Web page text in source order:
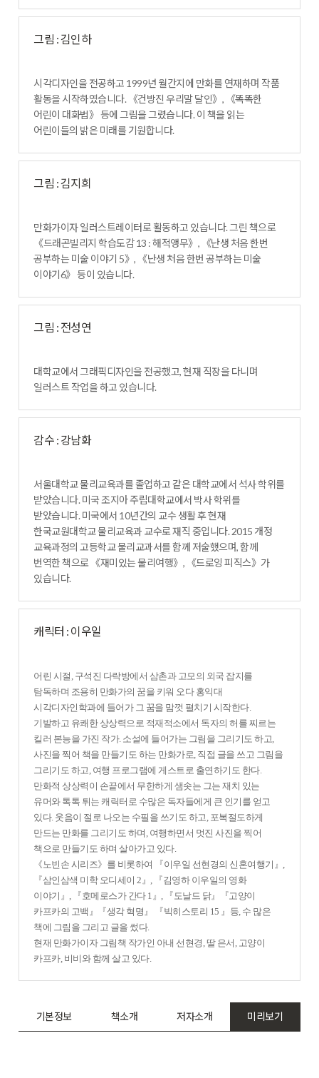
그림 : 김인하
시각디자인을 전공하고 1999년 월간지에 만화를 연재하며 작품
활동을 시작하였습니다. 《건방진 우리말 달인》, 《똑똑한
어린이 대화법》 등에 그림을 그렸습니다. 이 책을 읽는
어린이들의 밝은 미래를 기원합니다.
그림 : 김지희
만화가이자 일러스트레이터로 활동하고 있습니다. 그린 책으로
《드래곤빌리지 학습도감 13 : 해적앵무》, 《난생 처음 한번
공부하는 미술 이야기 5》, 《난생 처음 한번 공부하는 미술
이야기6》 등이 있습니다.
그림 : 전성연
대학교에서 그래픽디자인을 전공했고, 현재 직장을 다니며
일러스트 작업을 하고 있습니다.
감수 : 강남화
서울대학교 물리교육과를 졸업하고 같은 대학교에서 석사 학위를
받았습니다. 미국 조지아 주립대학교에서 박사 학위를
받았습니다. 미국에서 10년간의 교수 생활 후 현재
한국교원대학교 물리교육과 교수로 재직 중입니다. 2015 개정
교육과정의 고등학교 물리교과서를 함께 저술했으며, 함께
번역한 책으로 《재미있는 물리여행》, 《드로잉 피직스》가
있습니다.
캐릭터 : 이우일
어린 시절, 구석진 다락방에서 삼촌과 고모의 외국 잡지를
탐독하며 조용히 만화가의 꿈을 키워 오다 홍익대
시각디자인학과에 들어가 그 꿈을 맘껏 펼치기 시작한다.
기발하고 유쾌한 상상력으로 적재적소에서 독자의 허를 찌르는
킬러 본능을 가진 작가. 소설에 들어가는 그림을 그리기도 하고,
사진을 찍어 책을 만들기도 하는 만화가로, 직접 글을 쓰고 그림을
그리기도 하고, 여행 프로그램에 게스트로 출연하기도 한다.
만화적 상상력이 손끝에서 무한하게 샘솟는 그는 재치 있는
유머와 톡톡 튀는 캐릭터로 수많은 독자들에게 큰 인기를 얻고
있다. 웃음이 절로 나오는 수필을 쓰기도 하고, 포복절도하게
만드는 만화를 그리기도 하며, 여행하면서 멋진 사진을 찍어
책으로 만들기도 하며 살아가고 있다.
《노빈손 시리즈》를 비롯하여 『이우일 선현경의 신혼여행기』,
『삼인삼색 미학 오디세이 2』, 『김영하 이우일의 영화
이야기』, 『호메로스가 간다 1』, 『도날드 닭』『고양이
카프카의 고백』『생각 혁명』 『빅히스토리 15 』등, 수 많은
책에 그림을 그리고 글을 썼다.
현재 만화가이자 그림책 작가인 아내 선현경, 딸 은서, 고양이
카프카, 비비와 함께 살고 있다.
기본정보 책소개 저자소개 미리보기